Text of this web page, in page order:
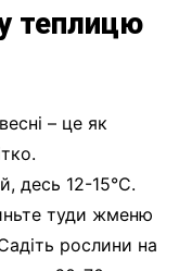
теплицю
– це як
десь 12-15°C.
туди жменю
рослини на